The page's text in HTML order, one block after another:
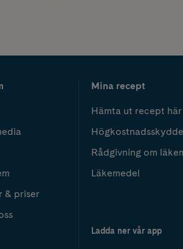
& priser
Mina recept
Hämta ut recept här
Rådgivning om
Läkemedel
Ladda ner vår app